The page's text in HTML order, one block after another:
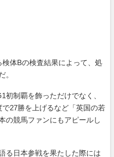
体Bの検査結果によって、処
。
制覇を飾っただけでなく、
27勝を上げるなど「英国の若
の競馬ファンにもアピールし
る日本参戦を果たした際には